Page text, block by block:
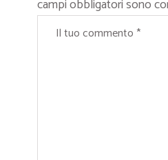
campi obbligatori sono